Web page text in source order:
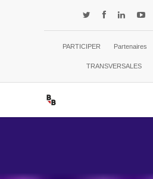
PARTICIPER Partenaires
TRANSVERSALES